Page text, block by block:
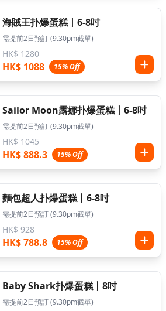
海賊王扑爆蛋糕丨6-8吋
需提前2日預訂 (9.30pm截單)
HK$ 1280
HK$ 1088 15% Off
Sailor Moon露娜扑爆蛋糕丨6-8吋
需提前2日預訂 (9.30pm截單)
HK$ 1045
HK$ 888.3 15% Off
麵包超人扑爆蛋糕丨6-8吋
需提前2日預訂 (9.30pm截單)
HK$ 928
HK$ 788.8 15% Off
Baby Shark扑爆蛋糕丨8吋
需提前2日預訂 (9.30pm截單)